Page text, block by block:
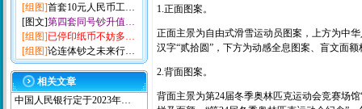
[组图]首套10元人民币工…
[图文]第四套同号钞升值…
[组图]已停印纸币不妨多…
[组图]论连体钞之未来行…
相关文章
中国人民银行定于2023年…
1.正面图案。
正面主景为自由式滑雪运动员图案，上方为中
汉字“贰拾圆”，下方为动感全息图案、盲文面
2.背面图案。
背面主景为第24届冬季奥林匹克运动会竞赛场